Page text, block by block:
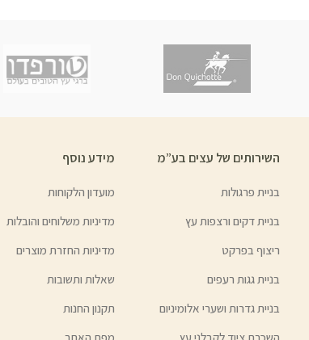
השירותים של עצים בע”מ
בניית פרגולות
בניית דקים ורצפות עץ
ריצוף בפרקט
בניית גגות רעפים
בניית גדרות ושערי אלומיניום
מידע נוסף
מועדון הלקוחות
מדיניות משלוחים והובלות
מדיניות החזרת מוצרים
שאלות ותשובות
תקנון החנות